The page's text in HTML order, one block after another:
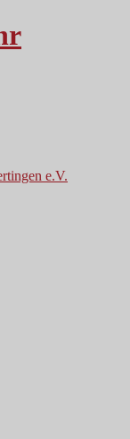
e.V.